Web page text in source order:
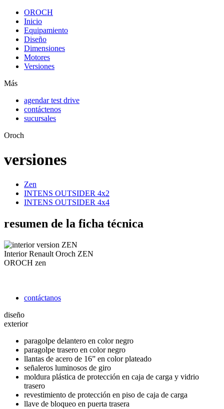
OROCH
Inicio
Equipamiento
Diseño
Dimensiones
Motores
Versiones
Más
agendar test drive
contáctenos
sucursales
Oroch
versiones
Zen
INTENS OUTSIDER 4x2
INTENS OUTSIDER 4x4
resumen de la ficha técnica
Interior Renault Oroch ZEN
OROCH zen
contáctanos
diseño
exterior
paragolpe delantero en color negro
paragolpe trasero en color negro
llantas de acero de 16” en color plateado
señaleros luminosos de giro
moldura plástica de protección en caja de carga y vidrio
trasero
revestimiento de protección en piso de caja de carga
llave de bloqueo en puerta trasera